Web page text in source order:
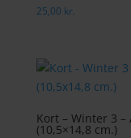
25,00 kr.
Kort – Winter 3 –
(10,5×14,8 cm.)